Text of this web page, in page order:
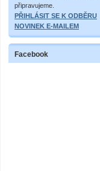
připravujeme.
PŘIHLÁSIT SE K ODBĚRU
NOVINEK E-MAILEM
Facebook